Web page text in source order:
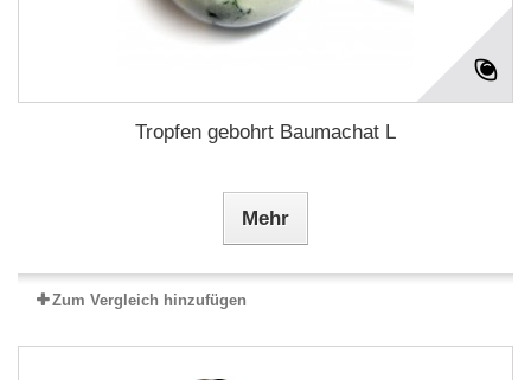
Tropfen gebohrt Baumachat L
Mehr
Zum Vergleich hinzufügen